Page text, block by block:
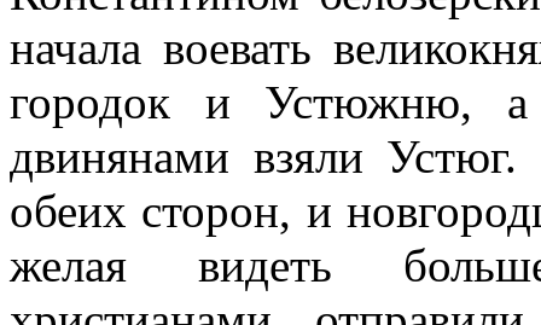
начала воевать
городок и Устюжню, а
двинянами взяли
обеих сторон, и
желая видеть